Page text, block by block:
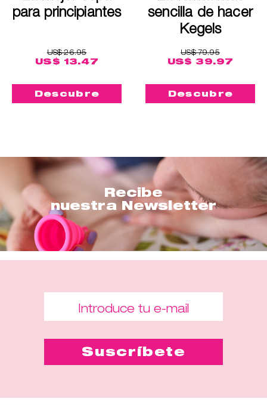
para principiantes
US$ 26.95
US$ 13.47
Descubre
sencilla de hacer
Kegels
US$ 79.95
US$ 39.97
Descubre
Recibe
nuestra Newsletter